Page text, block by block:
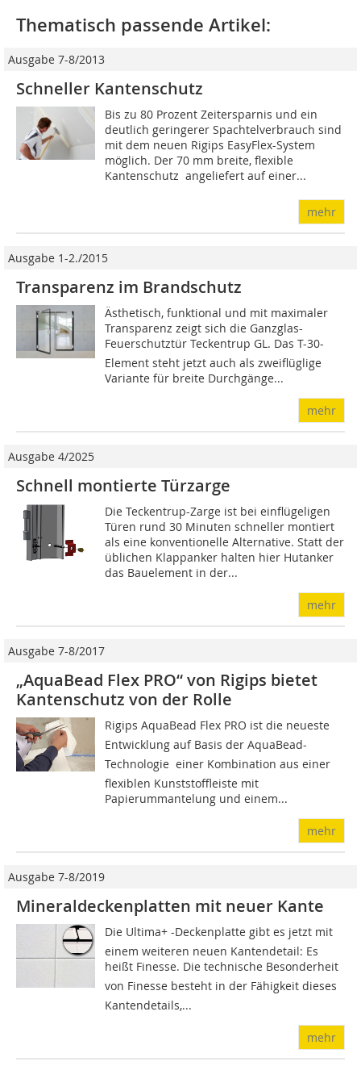
Thematisch passende Artikel:
Ausgabe 7-8/2013
Schneller Kantenschutz
Bis zu 80 Prozent Zeitersparnis und ein
deutlich geringerer Spachtelverbrauch sind
mit dem neuen Rigips EasyFlex-System
möglich. Der 70 mm breite, flexible
Kantenschutz  angeliefert auf einer...
mehr
Ausgabe 1-2./2015
Transparenz im Brandschutz
Ästhetisch, funktional und mit maximaler
Transparenz zeigt sich die Ganzglas-
Feuerschutztür Teckentrup GL. Das T-30-
Element steht jetzt auch als zweiflüglige
Variante für breite Durchgänge...
mehr
Ausgabe 4/2025
Schnell montierte Türzarge
Die Teckentrup-Zarge ist bei einflügeligen
Türen rund 30 Minuten schneller montiert
als eine konventionelle Alternative. Statt der
üblichen Klappanker halten hier Hutanker
das Bauelement in der...
mehr
Ausgabe 7-8/2017
„AquaBead Flex PRO“ von Rigips bietet
Kantenschutz von der Rolle
Rigips AquaBead Flex PRO ist die neueste
Entwicklung auf Basis der AquaBead-
Technologie  einer Kombination aus einer
flexiblen Kunststoffleiste mit
Papierummantelung und einem...
mehr
Ausgabe 7-8/2019
Mineraldeckenplatten mit neuer Kante
Die Ultima+ -Deckenplatte gibt es jetzt mit
einem weiteren neuen Kantendetail: Es
heißt Finesse. Die technische Besonderheit
von Finesse besteht in der Fähigkeit dieses
Kantendetails,...
mehr